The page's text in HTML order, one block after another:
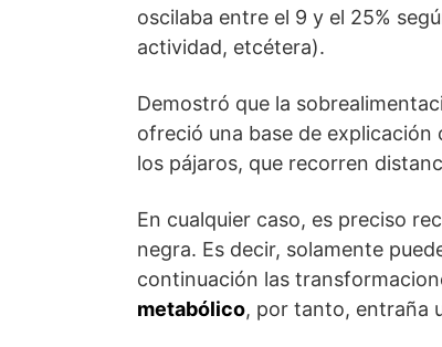
oscilaba entre el 9 y el 25%
actividad, etcétera).
Demostró que la
ofreció una base de
los pájaros, que recorren
En cualquier caso, es preciso
negra. Es decir, solamente
continuación las
metabólico, por tanto, entraña